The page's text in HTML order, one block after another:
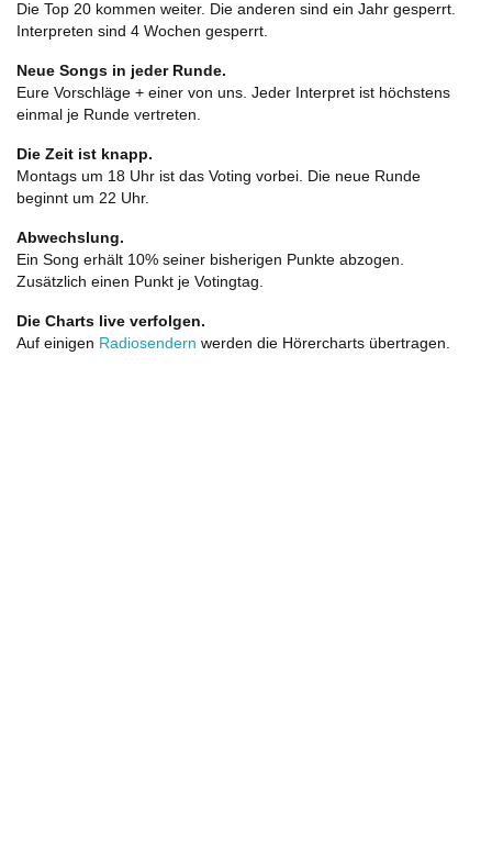
Die Top 20 kommen weiter. Die anderen sind ein Jahr gesperrt.
Interpreten sind 4 Wochen gesperrt.
Neue Songs in jeder Runde.
Eure Vorschläge + einer von uns. Jeder Interpret ist höchstens
einmal je Runde vertreten.
Die Zeit ist knapp.
Montags um 18 Uhr ist das Voting vorbei. Die neue Runde
beginnt um 22 Uhr.
Abwechslung.
Ein Song erhält 10% seiner bisherigen Punkte abzogen.
Zusätzlich einen Punkt je Votingtag.
Die Charts live verfolgen.
Auf einigen Radiosendern werden die Hörercharts übertragen.